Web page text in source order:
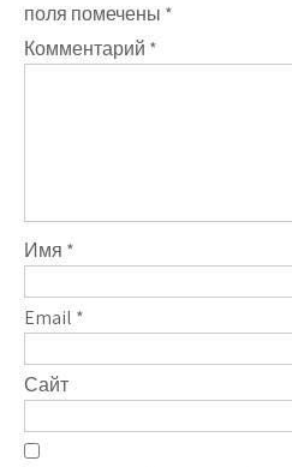
поля помечены *
Комментарий *
Имя *
Email *
Сайт